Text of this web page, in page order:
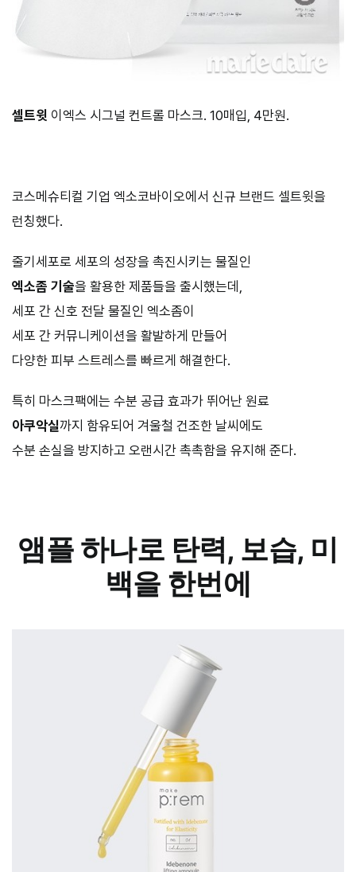
셀트윗 이엑스 시그널 컨트롤 마스크. 10매입, 4만원.
코스메슈티컬 기업 엑소코바이오에서 신규 브랜드 셀트윗을
런칭했다.
줄기세포로 세포의 성장을 촉진시키는 물질인
엑소좀 기술을 활용한 제품들을 출시했는데,
세포 간 신호 전달 물질인 엑소좀이
세포 간 커뮤니케이션을 활발하게 만들어
다양한 피부 스트레스를 빠르게 해결한다.
특히 마스크팩에는 수분 공급 효과가 뛰어난 원료
아쿠악실까지 함유되어 겨울철 건조한 날씨에도
수분 손실을 방지하고 오랜시간 촉촉함을 유지해 준다.
앰플 하나로 탄력, 보습, 미
백을 한번에